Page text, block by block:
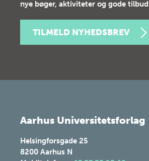
nye bøger, aktiviteter og gode
TILMELD NYHEDSBREV
Aarhus Universitetsforlag
Helsingforsgade 25
8200 Aarhus N